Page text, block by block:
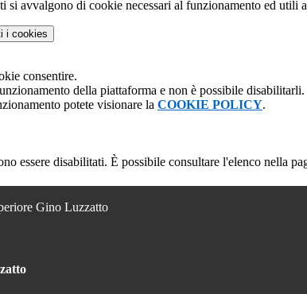
si avvalgono di cookie necessari al funzionamento ed utili
i cookies
consentire.
della piattaforma e non è possibile disabilitarli.
potete visionare la COOKIE POLICY.
essere disabilitati. È possibile consultare l'elenco nella
Gino Luzzatto